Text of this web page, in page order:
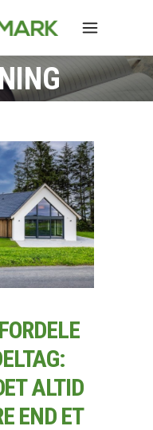
ALTID
END ET